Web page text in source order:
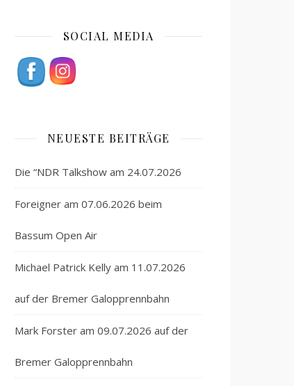
SOCIAL MEDIA
NEUESTE BEITRÄGE
Die “NDR Talkshow am 24.07.2026
Foreigner am 07.06.2026 beim
Bassum Open Air
Michael Patrick Kelly am 11.07.2026
auf der Bremer Galopprennbahn
Mark Forster am 09.07.2026 auf der
Bremer Galopprennbahn